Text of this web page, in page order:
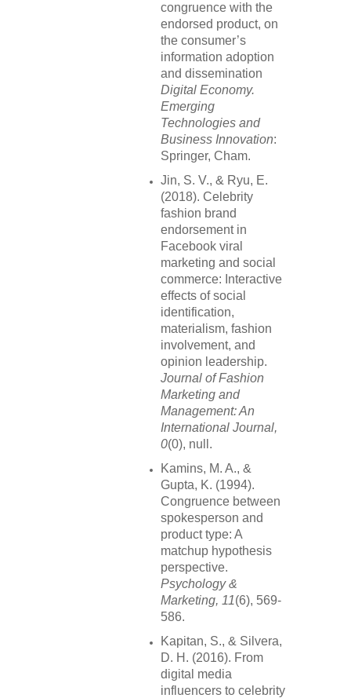
congruence with the
endorsed product, on
the consumer’s
information adoption
and dissemination
Digital Economy.
Emerging
Technologies and
Business Innovation:
Springer, Cham.
Jin, S. V., & Ryu, E.
(2018). Celebrity
fashion brand
endorsement in
Facebook viral
marketing and social
commerce: Interactive
effects of social
identification,
materialism, fashion
involvement, and
opinion leadership.
Journal of Fashion
Marketing and
Management: An
International Journal,
0(0), null.
Kamins, M. A., &
Gupta, K. (1994).
Congruence between
spokesperson and
product type: A
matchup hypothesis
perspective.
Psychology &
Marketing, 11(6), 569-
586.
Kapitan, S., & Silvera,
D. H. (2016). From
digital media
influencers to celebrity